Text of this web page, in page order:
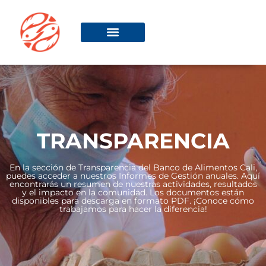
TRANSPARENCIA
En la sección de Transparencia del Banco de Alimentos Cali,
puedes acceder a nuestros Informes de Gestión anuales. Aquí
encontrarás un resumen de nuestras actividades, resultados
y el impacto en la comunidad. Los documentos están
disponibles para descarga en formato PDF. ¡Conoce cómo
trabajamos para hacer la diferencia!